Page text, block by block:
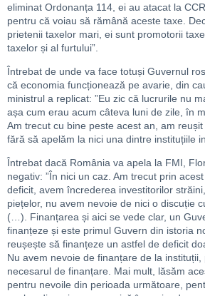
eliminat Ordonanța 114, ei au atacat la
pentru că voiau să rămână aceste taxe.
prietenii taxelor mari, ei sunt promotorii
taxelor și al furtului”.
Întrebat de unde va face totuși Guvernul
că economia funcționează pe avarie, din
ministrul a replicat: ”Eu zic că lucrurile nu
așa cum erau acum câteva luni de zile, în
Am trecut cu bine peste acest an, am
fără să apelăm la nici una dintre instituțiile
Întrebat dacă România va apela la FMI,
negativ: ”În nici un caz. Am trecut prin
deficit, avem încrederea investitorilor
piețelor, nu avem nevoie de nici o discuție
(…). Finanțarea și aici se vede clar, un
finanțeze și este primul Guvern din istoria
reușește să finanțeze un astfel de deficit
Nu avem nevoie de finanțare de la
necesarul de finanțare. Mai mult, lăsăm
pentru nevoile din perioada următoare,